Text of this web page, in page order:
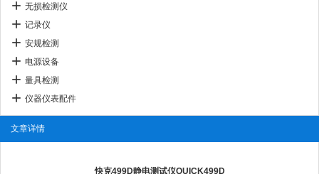
无损检测仪
记录仪
安规检测
电源设备
量具检测
仪器仪表配件
文章详情
快克499D静电测试仪QUICK499D